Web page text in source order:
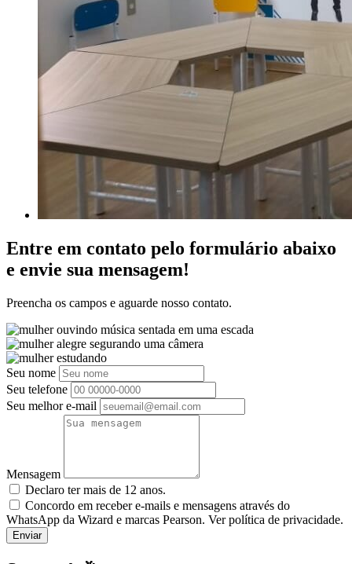
Entre em contato pelo formulário abaixo
e envie sua mensagem!
Preencha os campos e aguarde nosso contato.
Seu nome
Seu telefone
Seu melhor e-mail
Mensagem
Declaro ter mais de 12 anos.
Concordo em receber e-mails e mensagens através do
WhatsApp da Wizard e marcas Pearson. Ver política de privacidade.